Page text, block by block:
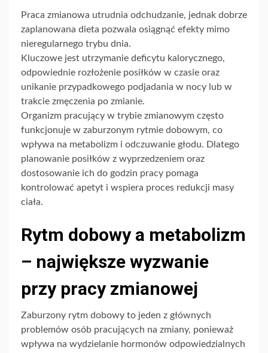
Praca zmianowa utrudnia odchudzanie, jednak dobrze
zaplanowana dieta pozwala osiągnąć efekty mimo
nieregularnego trybu dnia.
Kluczowe jest utrzymanie deficytu kalorycznego,
odpowiednie rozłożenie posiłków w czasie oraz
unikanie przypadkowego podjadania w nocy lub w
trakcie zmęczenia po zmianie.
Organizm pracujący w trybie zmianowym często
funkcjonuje w zaburzonym rytmie dobowym, co
wpływa na metabolizm i odczuwanie głodu. Dlatego
planowanie posiłków z wyprzedzeniem oraz
dostosowanie ich do godzin pracy pomaga
kontrolować apetyt i wspiera proces redukcji masy
ciała.
Rytm dobowy a metabolizm
– największe wyzwanie
przy pracy zmianowej
Zaburzony rytm dobowy to jeden z głównych
problemów osób pracujących na zmiany, ponieważ
wpływa na wydzielanie hormonów odpowiedzialnych